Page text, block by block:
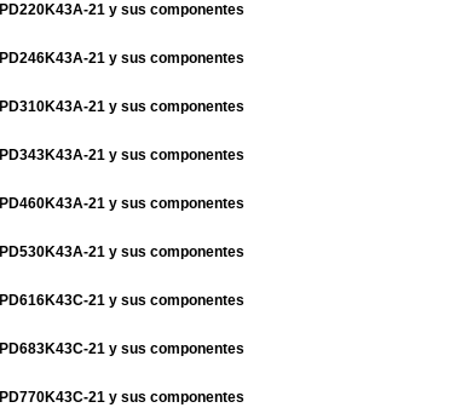
21 y sus componentes
21 y sus componentes
21 y sus componentes
21 y sus componentes
21 y sus componentes
21 y sus componentes
21 y sus componentes
21 y sus componentes
21 y sus componentes